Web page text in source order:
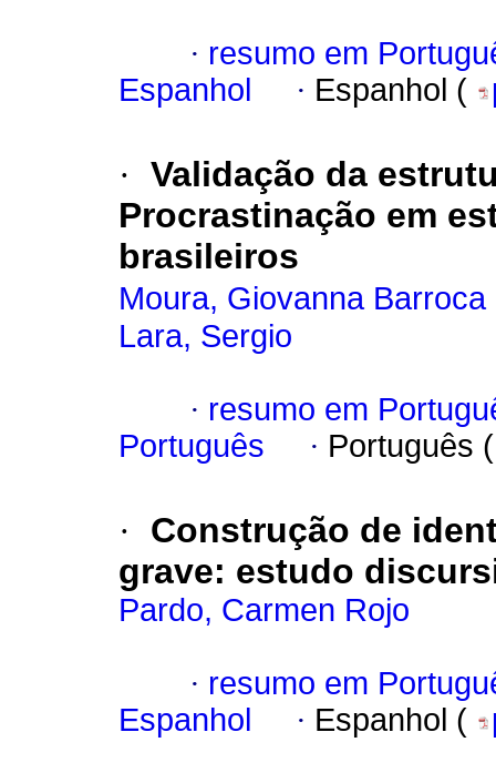
· resumo em
Espanhol
· Espanhol (
· Validação da
Procrastinação em
brasileiros
Moura, Giovanna Barroca
Lara, Sergio
· resumo em
Português
· Português
·
Construção de
grave: estudo
Pardo, Carmen Rojo
· resumo em
Espanhol
· Espanhol (